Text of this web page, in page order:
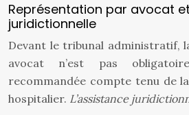
Représentation par avocat
juridictionnelle
Devant le tribunal administratif,
avocat n’est pas
recommandée compte tenu de
hospitalier. L’assistance